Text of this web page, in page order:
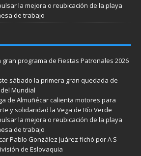
la mejora o reubicación de la playa
de trabajo
programa de Fiestas Patronales 2026
sábado la primera gran quedada de
Mundial
de Almuñécar calienta motores para
y solidaridad la Vega de Río Verde
la mejora o reubicación de la playa
de trabajo
Pablo González Juárez fichó por A S
de Eslovaquia